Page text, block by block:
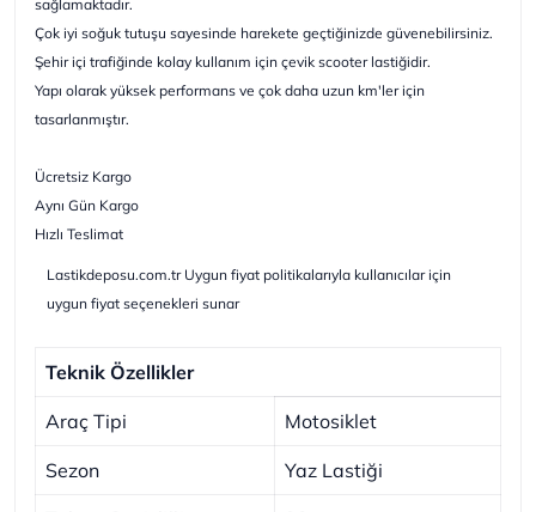
sağlamaktadır.
Çok iyi soğuk tutuşu sayesinde harekete geçtiğinizde güvenebilirsiniz.
Şehir içi trafiğinde kolay kullanım için çevik scooter lastiğidir.
Yapı olarak yüksek performans ve çok daha uzun km'ler için
tasarlanmıştır.
Ücretsiz Kargo
Aynı Gün Kargo
Hızlı Teslimat
Lastikdeposu.com.tr Uygun fiyat politikalarıyla kullanıcılar için
uygun fiyat seçenekleri sunar
Teknik Özellikler
Araç Tipi Motosiklet
Sezon Yaz Lastiği